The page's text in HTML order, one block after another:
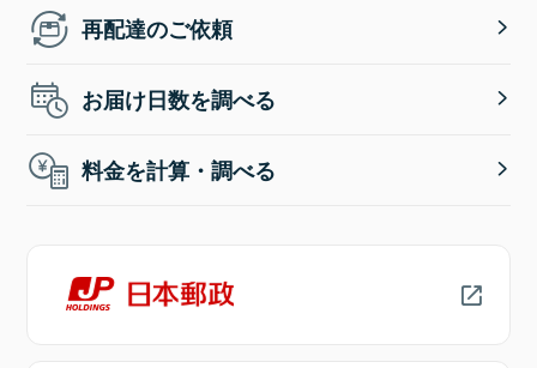
再配達のご依頼
お届け日数を調べる
料金を計算・調べる